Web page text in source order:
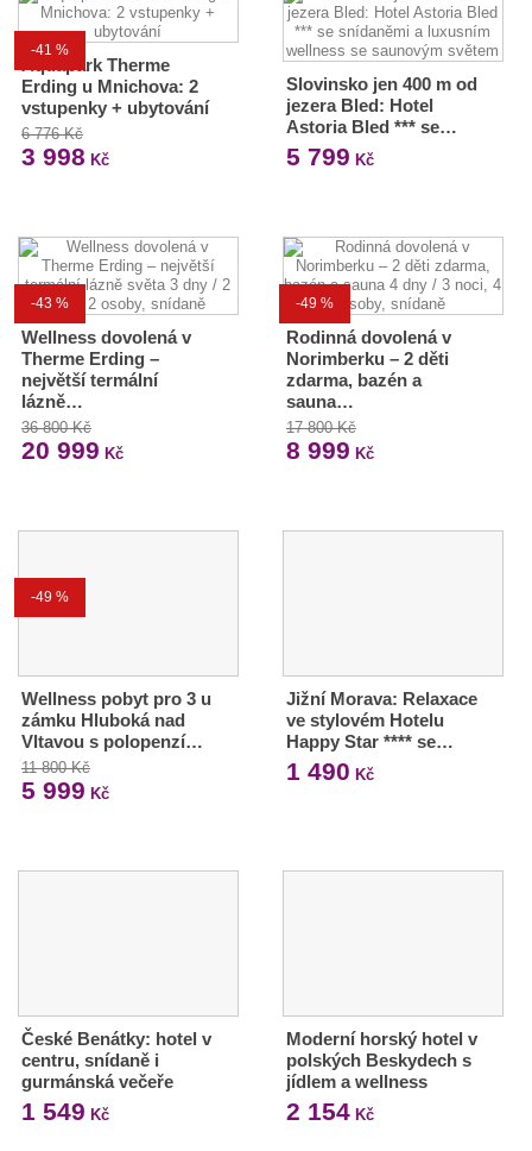
-41 %
Aquapark Therme
Erding u Mnichova: 2
vstupenky + ubytování
6 776 Kč
3 998 Kč
Slovinsko jen 400 m od
jezera Bled: Hotel
Astoria Bled *** se…
5 799 Kč
-43 %
Wellness dovolená v
Therme Erding –
největší termální
lázně…
36 800 Kč
20 999 Kč
-49 %
Rodinná dovolená v
Norimberku – 2 děti
zdarma, bazén a
sauna…
17 800 Kč
8 999 Kč
-49 %
Wellness pobyt pro 3 u
zámku Hluboká nad
Vltavou s polopenzí…
11 800 Kč
5 999 Kč
Jižní Morava: Relaxace
ve stylovém Hotelu
Happy Star **** se…
1 490 Kč
České Benátky: hotel v
centru, snídaně i
gurmánská večeře
1 549 Kč
Moderní horský hotel v
polských Beskydech s
jídlem a wellness
2 154Kč